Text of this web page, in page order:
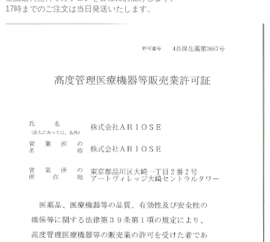
17時までのご注文は当日発送いたします。